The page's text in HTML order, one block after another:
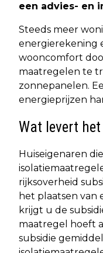
een advies- en
Steeds meer
energierekening
wooncomfort
maatregelen te
zonnepanelen.
energieprijzen
Wat levert
Huiseigenaren
rijksoverheid
het plaatsen van
krijgt u de
maatregel hoeft
subsidie